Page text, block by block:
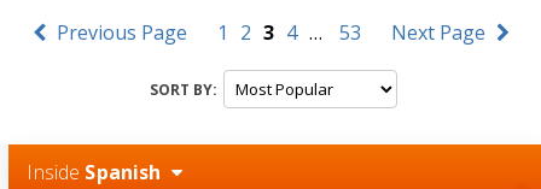
Previous Page 1 2 3 4 … 53 Next Page
SORT BY:
Inside Spanish